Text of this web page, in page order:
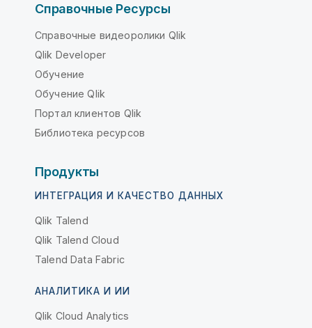
Справочные Ресурсы
Справочные видеоролики Qlik
Qlik Developer
Обучение
Обучение Qlik
Портал клиентов Qlik
Библиотека ресурсов
Продукты
ИНТЕГРАЦИЯ И КАЧЕСТВО ДАННЫХ
Qlik Talend
Qlik Talend Cloud
Talend Data Fabric
АНАЛИТИКА И ИИ
Qlik Cloud Analytics